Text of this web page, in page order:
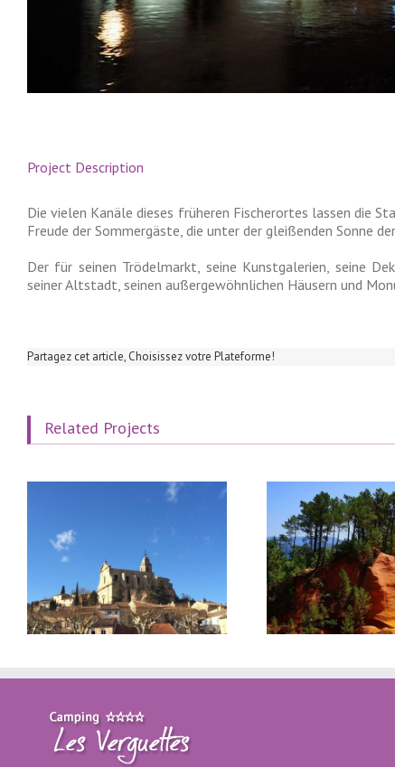
Project Description
Die vielen Kanäle dieses früheren Fischerortes lassen die
Freude der Sommergäste, die unter der gleißenden Sonne
Der für seinen Trödelmarkt, seine Kunstgalerien, seine
seiner Altstadt, seinen außergewöhnlichen Häusern und
Partagez cet article, Choisissez votre Plateforme!
Related Projects
Roussillon, ein Dorf in der
Provence